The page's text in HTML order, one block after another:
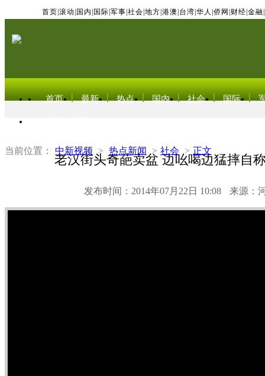
首页 滚动 国内 国际 军事 社会 地方 港澳 台湾 华人 侨网 财经 金融
首页 最新 热点 国内 社会 国际
当前位置： 中新视频 > 热点新闻 > 社会 > 正文
老汉街头奇葩卖盆 边吆喝边猛摔自
发布时间：2014年07月22日 10:08 来源：